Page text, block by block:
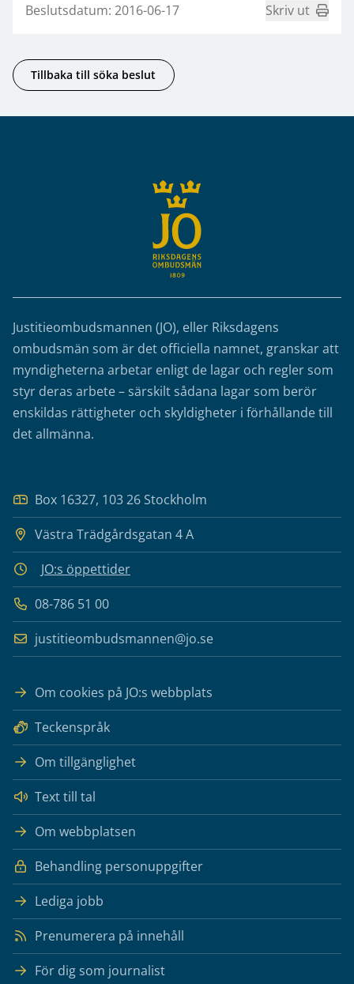
Beslutsdatum: 2016-06-17 Skriv ut
Tillbaka till söka beslut
Justitieombudsmannen (JO), eller Riksdagens
ombudsmän som är det officiella namnet, granskar att
myndigheterna arbetar enligt de lagar och regler som
styr deras arbete – särskilt sådana lagar som berör
enskildas rättigheter och skyldigheter i förhållande till
det allmänna.
Box 16327, 103 26 Stockholm
Västra Trädgårdsgatan 4 A
JO:s öppettider
08-786 51 00
justitieombudsmannen@jo.se
Om cookies på JO:s webbplats
Teckenspråk
Om tillgänglighet
Text till tal
Om webbplatsen
Behandling personuppgifter
Lediga jobb
Prenumerera på innehåll
För dig som journalist